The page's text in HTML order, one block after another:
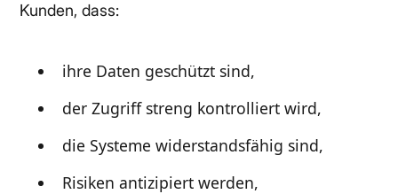
Kunden, dass:
ihre Daten geschützt sind,
der Zugriff streng kontrolliert wird,
die Systeme widerstandsfähig sind,
Risiken antizipiert werden,